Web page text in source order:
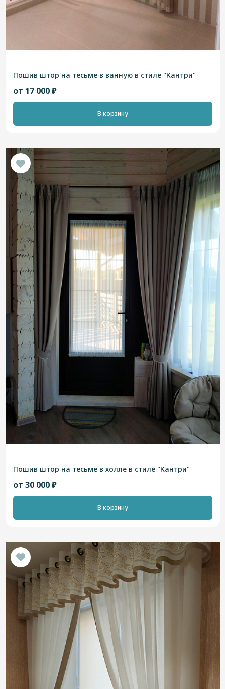
Пошив штор на тесьме в ванную в стиле "Кантри"
от 17 000 ₽
В корзину
Пошив штор на тесьме в холле в стиле "Кантри"
от 30 000 ₽
В корзину